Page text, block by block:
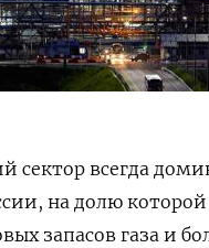
сектор всегда
на долю
запасов газа и